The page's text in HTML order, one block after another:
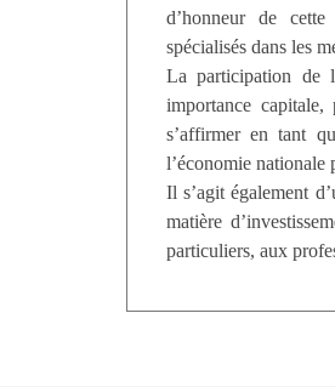
d’honneur de
spécialisés dans les
La participation de
importance capitale,
s’affirmer en tant
l’économie nationale
Il s’agit également
matière
particuliers, aux